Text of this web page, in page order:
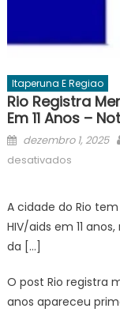
Itaperuna E Regiao
Rio Registra
Em 11 Anos –
Posted
on
dezembro 1, 2025
desativadosem
menor
em
11
A cidade do Rio
HIV/aids em 11
da […]
O post Rio registra
anos apareceu